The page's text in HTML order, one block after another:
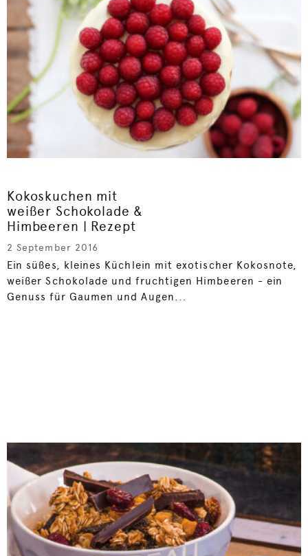
Kokoskuchen mit
weißer Schokolade &
Himbeeren | Rezept
2 September 2016
Ein süßes, kleines Küchlein mit exotischer Kokosnote,
weißer Schokolade und fruchtigen Himbeeren - ein
Genuss für Gaumen und Augen...